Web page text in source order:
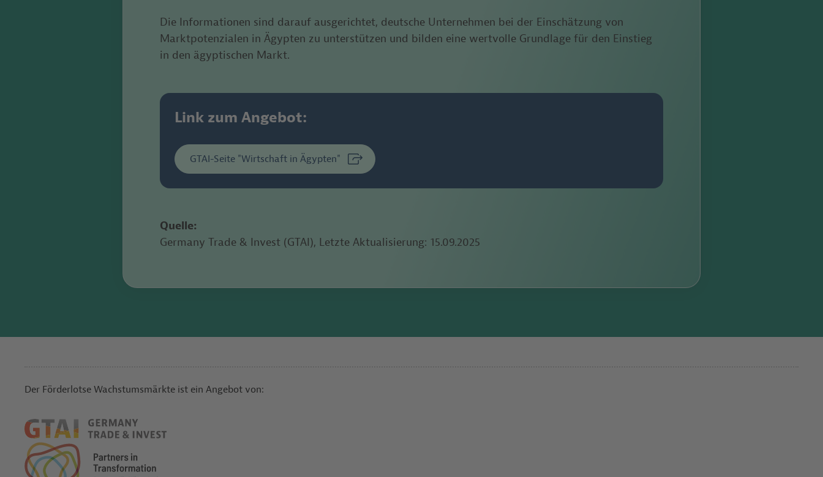
Die Informationen sind darauf ausgerichtet, deutsche Unternehmen bei der Einschätzung von
Marktpotenzialen in Ägypten zu unterstützen und bilden eine wertvolle Grundlage für den Einstieg
in den ägyptischen Markt.
Link zum Angebot:
GTAI-Seite "Wirtschaft in Ägypten"
Quelle:
Germany Trade & Invest (GTAI), Letzte Aktualisierung: 15.09.2025
Der Förderlotse Wachstumsmärkte ist ein Angebot von: